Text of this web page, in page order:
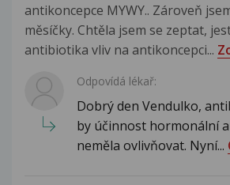
antikoncepce MYWY.. Zároveň
měsíčky. Chtěla jsem se zeptat,
antibiotika vliv na antikoncepci...
Odpovídá lékař:
Dobrý den Vendulko,
by účinnost hormonální
neměla ovlivňovat. Nyní...